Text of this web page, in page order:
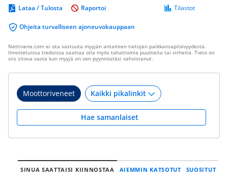
Lataa / Tulosta
Ohjeita turvalliseen ajoneuvokauppaan
Tilastot
Raportoi
Nettivene.com ei ota vastuuta myyjän antamien tietojen paikkansapitävyydestä.
Ilmoitetuissa tiedoissa saattaa olla myös tahattomia puutteita tai virheitä. Tieto on
siis sitova vasta kun myyjä on sen pyynnöstäsi vahvistanut.
Moottoriveneet
Hae samanlaiset
SINUA SAATTAISI KIINNOSTAA AIEMMIN KATSOTUT SUOSITUT